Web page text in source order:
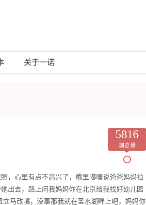
关于一诺
5816
浏览量
，心里有点不高兴了，嘴里嘟囔说爸爸妈妈拍
出去，路上问我妈妈你在北京给我找好幼儿园
马改嘴，没事那我就在圣水湖畔上吧，妈妈你